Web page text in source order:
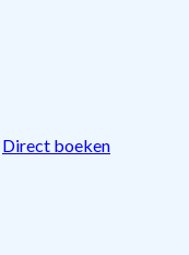
Direct boeken